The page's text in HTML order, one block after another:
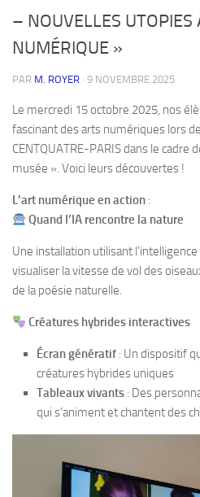
– NOUVELLES UTOPIES
NUMÉRIQUE »
PAR M. ROYER · 9 NOVEMBRE 2025
Le mercredi 15 octobre 2025, nos
fascinant des arts numériques lors
CENTQUATRE-PARIS dans le cadre
musée ». Voici leurs découvertes !
L’art numérique en action :
Quand l’IA rencontre la nature
Une installation utilisant
visualiser la vitesse de vol des
de la poésie naturelle.
Créatures hybrides interactives
Écran génératif : Un dispositif
créatures hybrides uniques
Tableaux vivants : Des
qui s’animent et chantent des